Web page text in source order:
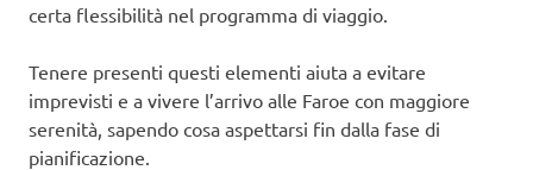
certa flessibilità nel programma di viaggio.
Tenere presenti questi elementi aiuta a evitare
imprevisti e a vivere l’arrivo alle Faroe con maggiore
serenità, sapendo cosa aspettarsi fin dalla fase di
pianificazione.